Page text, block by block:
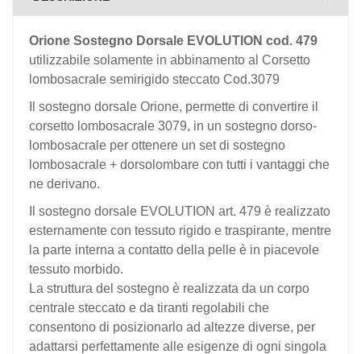
Orione Sostegno Dorsale EVOLUTION cod. 479
utilizzabile solamente in abbinamento al Corsetto
lombosacrale semirigido steccato Cod.3079
Il sostegno dorsale Orione, permette di convertire il
corsetto lombosacrale 3079, in un sostegno dorso-
lombosacrale per ottenere un set di sostegno
lombosacrale + dorsolombare con tutti i vantaggi che
ne derivano.
Il sostegno dorsale EVOLUTION art. 479 è realizzato
esternamente con tessuto rigido e traspirante, mentre
la parte interna a contatto della pelle è in piacevole
tessuto morbido.
La struttura del sostegno è realizzata da un corpo
centrale steccato e da tiranti regolabili che
consentono di posizionarlo ad altezze diverse, per
adattarsi perfettamente alle esigenze di ogni singola